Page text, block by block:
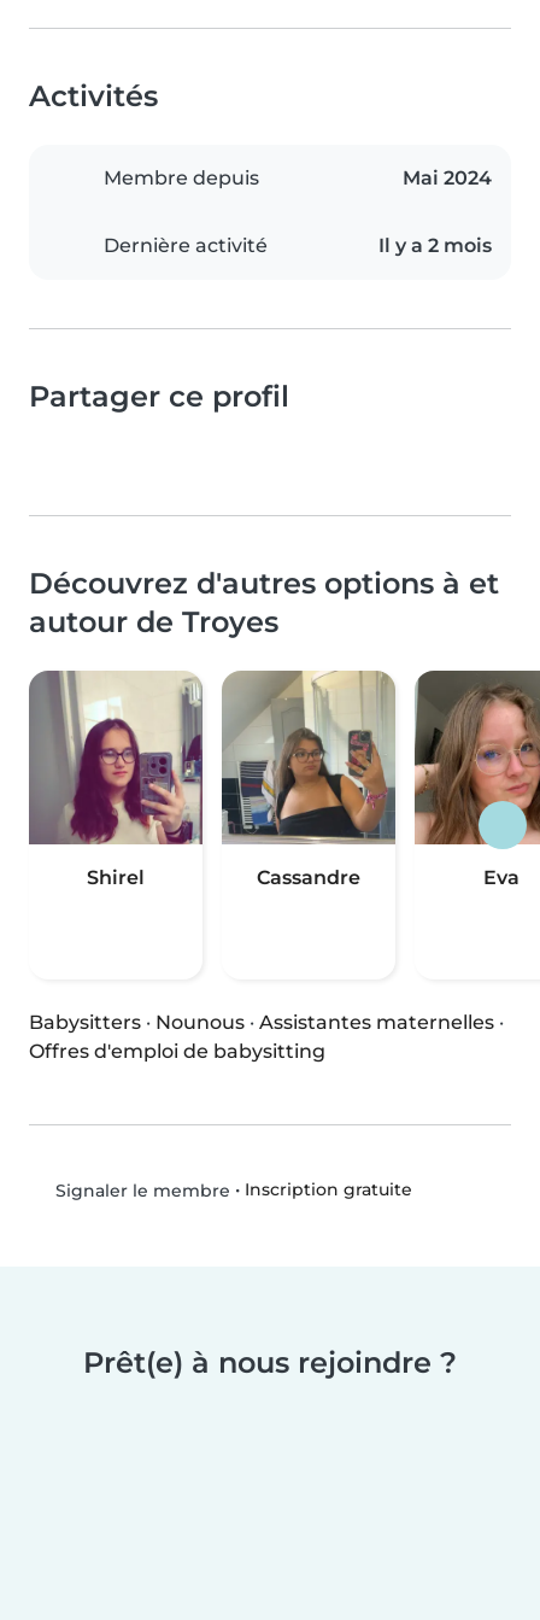
Activités
Membre depuis Mai 2024
Dernière activité Il y a 2 mois
Partager ce profil
Découvrez d'autres options à et
autour de Troyes
Shirel Cassandre Eva
Babysitters · Nounous · Assistantes maternelles ·
Offres d'emploi de babysitting
Signaler le membre • Inscription gratuite
Prêt(e) à nous rejoindre ?